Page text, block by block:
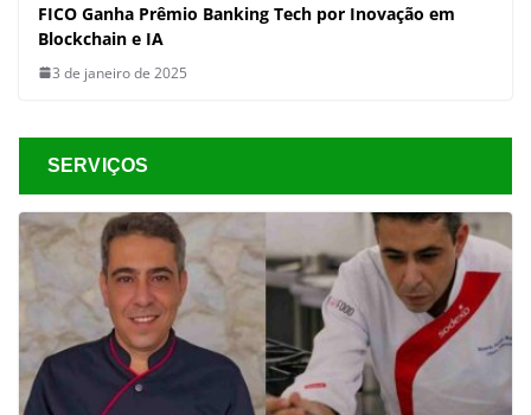
FICO Ganha Prêmio Banking Tech por Inovação em
Blockchain e IA
3 de janeiro de 2025
SERVIÇOS